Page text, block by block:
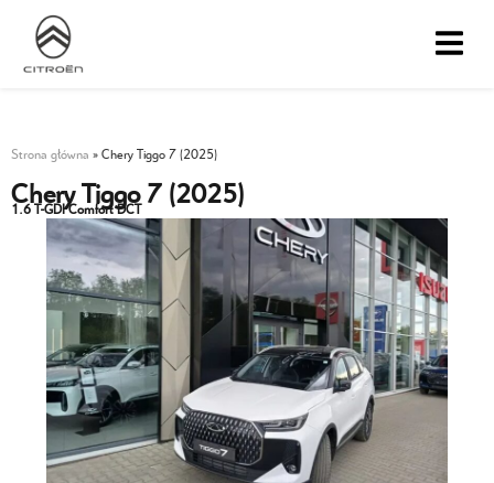
Strona główna »Chery Tiggo 7 (2025)
Chery Tiggo 7 (2025)
1.6 T-GDI Comfort DCT